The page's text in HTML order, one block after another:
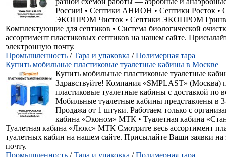
России! • Септики АНИОН • Септики Росток •
ЭКОПРОМ Чисток • Септики ЭКОПРОМ
Комплектующие для септиков • Система биологической
ассортимент пластиковых септиков на нашем сайте.
электронную почту.
Промышленность /Тара и упаковка /Полимерная тара
Купить мобильные пластиковые туалетные кабины в Москве
Купить мобильные пластиковые туалетные
Здравствуйте! Компания «SMPLAST» (Москва)
пластиковые туалетные кабины с доставкой по
Мобильные туалетные кабины представлены в
Продажа от 1 штуки. Работаем только с
кабина «Эконом» МТК • Туалетная кабина
Туалетная кабина «Люкс» МТК Смотрите весь ассортимент
туалетных кабин на нашем сайте. Присылайте Ваши заявки
почту.
Промышленность /Тара и упаковка /Полимерная тара